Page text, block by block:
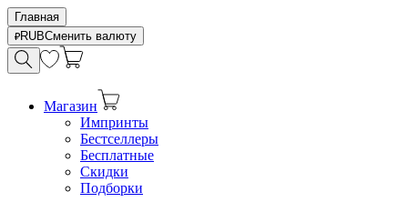
Главная
RUBСменить валюту
Магазин
Импринты
Бестселлеры
Бесплатные
Скидки
Подборки